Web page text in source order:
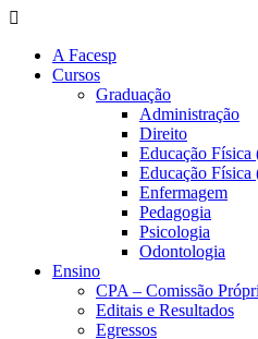
A Facesp
Cursos
Graduação
Administração
Direito
Educação Física
Educação
Enfermagem
Pedagogia
Psicologia
Odontologia
Ensino
CPA – Comissão
Editais e Resultados
Egressos